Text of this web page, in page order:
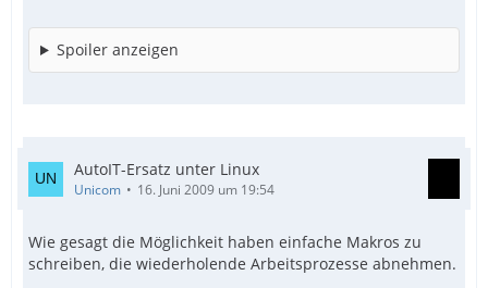
Spoiler anzeigen
AutoIT-Ersatz unter Linux
Unicom 16. Juni 2009 um 19:54
Wie gesagt die Möglichkeit haben einfache Makros zu
schreiben, die wiederholende Arbeitsprozesse abnehmen.